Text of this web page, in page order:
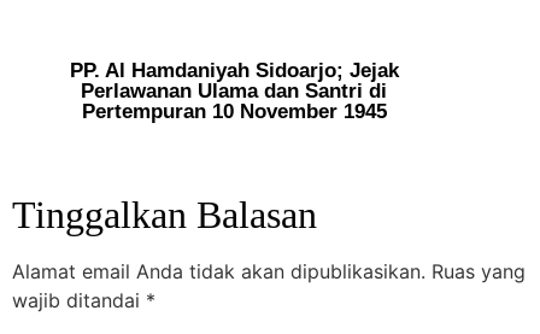
PP. Al Hamdaniyah Sidoarjo; Jejak
Perlawanan Ulama dan Santri di
Pertempuran 10 November 1945
Tinggalkan Balasan
Alamat email Anda tidak akan dipublikasikan. Ruas yang
wajib ditandai *